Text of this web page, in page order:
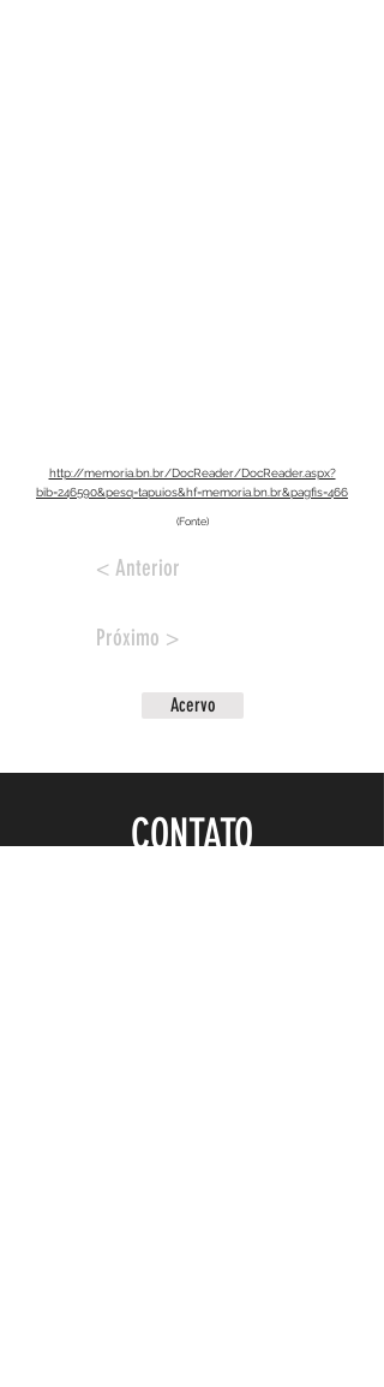
http://memoria.bn.br/DocReader/DocReader.aspx?
bib=246590&pesq=tapuios&hf=memoria.bn.br&pagfis=466
(Fonte)
< Anterior
Próximo >
Acervo
CONTATO